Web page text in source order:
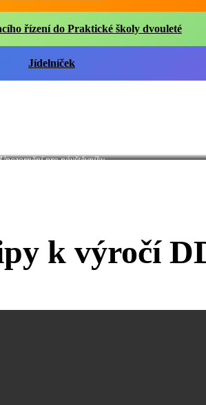
řízení do Praktické školy dvouleté
Jídelníček
pro návštěvníky
k výročí